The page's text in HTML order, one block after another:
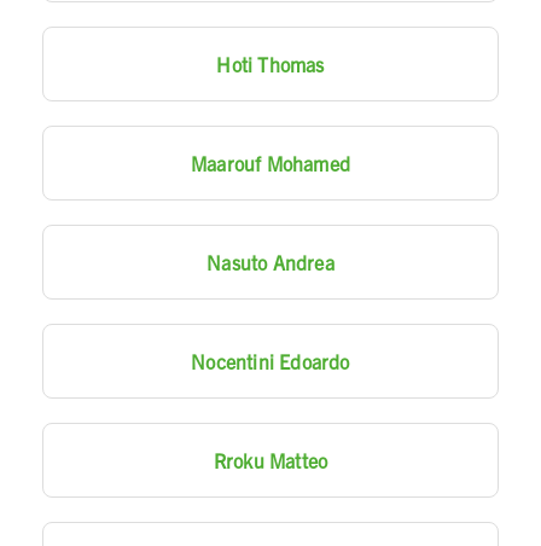
Hoti Thomas
Maarouf Mohamed
Nasuto Andrea
Nocentini Edoardo
Rroku Matteo